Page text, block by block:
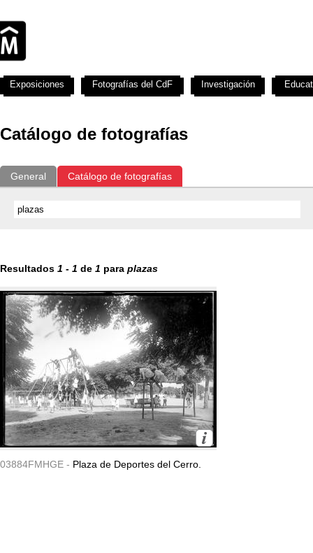
Catálogo de fotografías
General Catálogo de fotografías
Resultados 1 - 1 de 1 para plazas
03884FMHGE - Plaza de Deportes del Cerro.
Exposiciones Fotografías del CdF Investigación